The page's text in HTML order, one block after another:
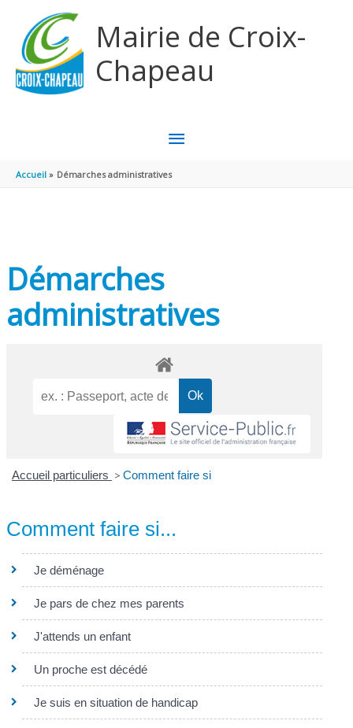
Mairie de Croix-
Chapeau
MENU
PRINCIPAL
Accueil Démarches administratives
Démarches
administratives
Accueil particuliers > Comment faire si
Comment faire si...
Je déménage
Je pars de chez mes parents
J'attends un enfant
Un proche est décédé
Je suis en situation de handicap